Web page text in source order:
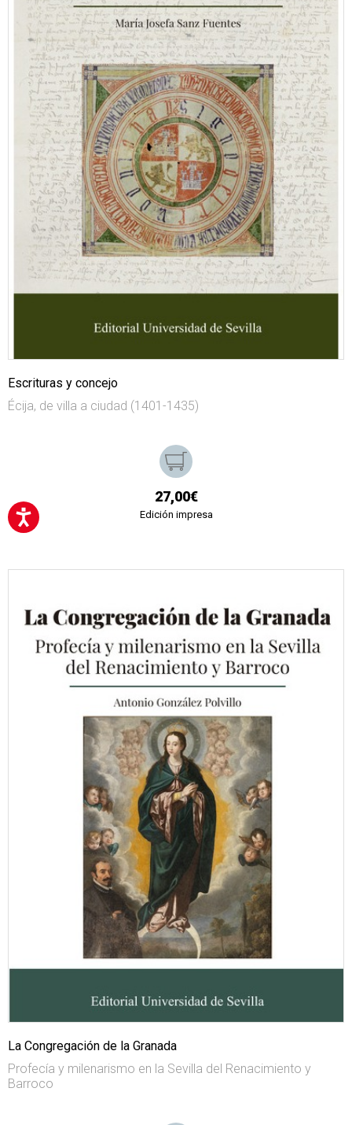
Escrituras y concejo
Écija, de villa a ciudad (1401-1435)
27,00€
Edición impresa
La Congregación de la Granada
Profecía y milenarismo en la Sevilla del Renacimiento y
Barroco